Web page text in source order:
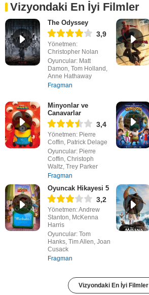
Vizyondaki En İyi Filmler
The Odyssey
3,9
Yönetmen:
Christopher Nolan
Oyuncular: Matt
Damon, Tom Holland,
Anne Hathaway
Fragman
Minyonlar ve
Canavarlar
3,4
Yönetmen: Pierre
Coffin, Patrick Delage
Oyuncular: Pierre
Coffin, Christoph
Waltz, Trey Parker
Fragman
Oyuncak Hikayesi 5
3,2
Yönetmen: Andrew
Stanton, McKenna
Harris
Oyuncular: Tom
Hanks, Tim Allen, Joan
Cusack
Fragman
Vizyondaki En İyi Filmler